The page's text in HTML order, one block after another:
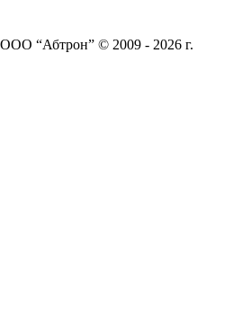
ООО “Абтрон” © 2009 - 2026 г.